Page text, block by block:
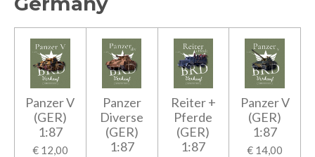
Panzer V
(GER)
1:87
€ 12,00
Panzer
Diverse
(GER)
1:87
Reiter +
Pferde
(GER)
1:87
Panzer V
(GER)
1:87
€ 14,00